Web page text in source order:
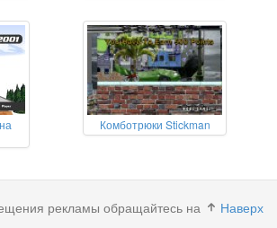
Комботрюки Stickman
Наверх
рекламы обращайтесь на